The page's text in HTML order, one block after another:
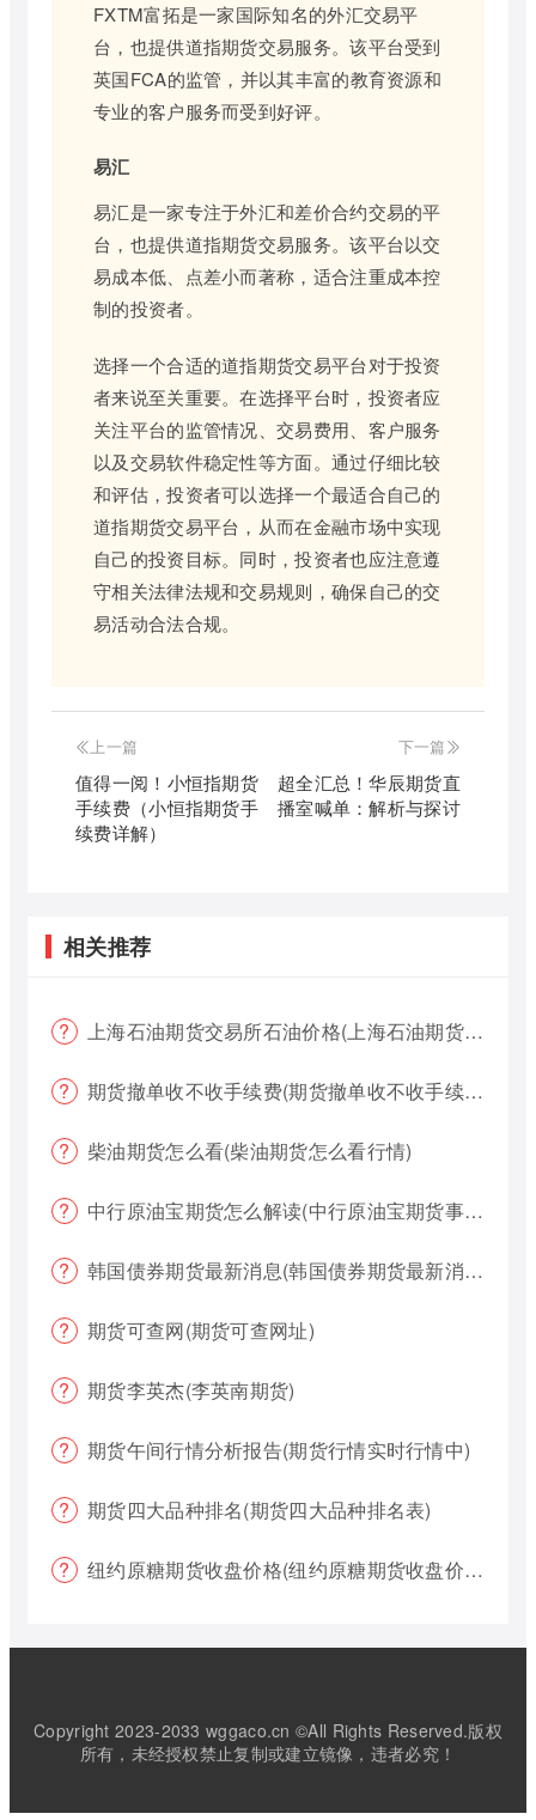
FXTM富拓是一家国际知名的外汇交易平
台，也提供道指期货交易服务。该平台受到
英国FCA的监管，并以其丰富的教育资源和
专业的客户服务而受到好评。
易汇
易汇是一家专注于外汇和差价合约交易的平
台，也提供道指期货交易服务。该平台以交
易成本低、点差小而著称，适合注重成本控
制的投资者。
选择一个合适的道指期货交易平台对于投资
者来说至关重要。在选择平台时，投资者应
关注平台的监管情况、交易费用、客户服务
以及交易软件稳定性等方面。通过仔细比较
和评估，投资者可以选择一个最适合自己的
道指期货交易平台，从而在金融市场中实现
自己的投资目标。同时，投资者也应注意遵
守相关法律法规和交易规则，确保自己的交
易活动合法合规。
上一篇
值得一阅！小恒指期货
手续费（小恒指期货手
续费详解）
下一篇
超全汇总！华辰期货直
播室喊单：解析与探讨
相关推荐
上海石油期货交易所石油价格(上海石油期货交易所石油价格查询)
期货撤单收不收手续费(期货撤单收不收手续费用)
柴油期货怎么看(柴油期货怎么看行情)
中行原油宝期货怎么解读(中行原油宝期货事件)
韩国债券期货最新消息(韩国债券期货最新消息新闻)
期货可查网(期货可查网址)
期货李英杰(李英南期货)
期货午间行情分析报告(期货行情实时行情中)
期货四大品种排名(期货四大品种排名表)
纽约原糖期货收盘价格(纽约原糖期货收盘价格是多少)
Copyright 2023-2033 wggaco.cn ©All Rights Reserved.版权
所有，未经授权禁止复制或建立镜像，违者必究！